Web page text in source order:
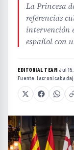
La Princesa
referencias
intervención
español con
EDITORIAL TEAM·Jul
Fuente: